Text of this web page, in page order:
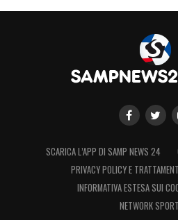
SCARICA L’APP DI SAMP NEWS 24
PRIVACY POLICY E
INFORMATIVA ESTESA SUI
NETWORK